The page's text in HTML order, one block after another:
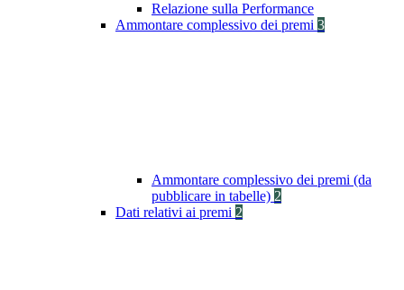
Relazione sulla Performance
Ammontare complessivo dei premi 3
Ammontare complessivo dei premi (da
pubblicare in tabelle) 2
Dati relativi ai premi 2